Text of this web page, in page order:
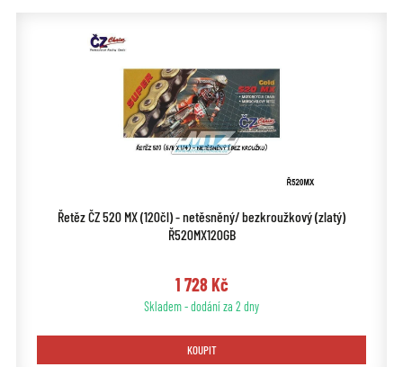
Řetěz ČZ 520 MX (120čl) - netěsněný/ bezkroužkový (zlatý)
Ř520MX120GB
1 728 Kč
Skladem - dodání za 2 dny
KOUPIT